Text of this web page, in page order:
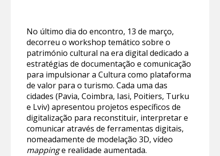
No último dia do encontro, 13 de março,
decorreu o workshop temático sobre o
património cultural na era digital dedicado a
estratégias de documentação e comunicação
para impulsionar a Cultura como plataforma
de valor para o turismo. Cada uma das
cidades (Pavia, Coimbra, Iasi, Poitiers, Turku
e Lviv) apresentou projetos específicos de
digitalização para reconstituir, interpretar e
comunicar através de ferramentas digitais,
nomeadamente de modelação 3D, vídeo
mappinge realidade aumentada.